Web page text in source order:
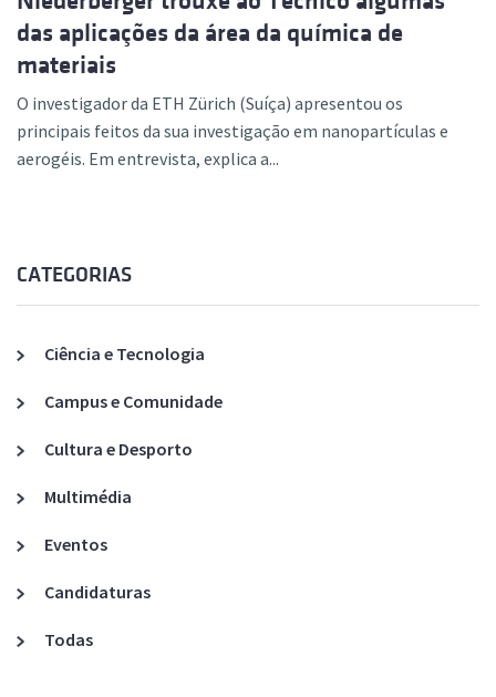
das aplicações da área da química de
materiais
O investigador da ETH Zürich (Suíça) apresentou os
principais feitos da sua investigação em nanopartículas e
aerogéis. Em entrevista, explica a...
CATEGORIAS
Ciência e Tecnologia
Campus e Comunidade
Cultura e Desporto
Multimédia
Eventos
Candidaturas
Todas